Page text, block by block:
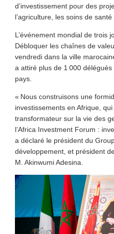
d’investissement pour des
l’agriculture, les soins de
L’événement mondial de trois
Débloquer les chaînes de
vendredi dans la ville
a attiré plus de 1 000
pays.
« Nous construisons une
investissements en Afrique,
transformateur sur la vie des
l’Africa Investment Forum :
a déclaré le président du
développement, et président
M. Akinwumi Adesina.